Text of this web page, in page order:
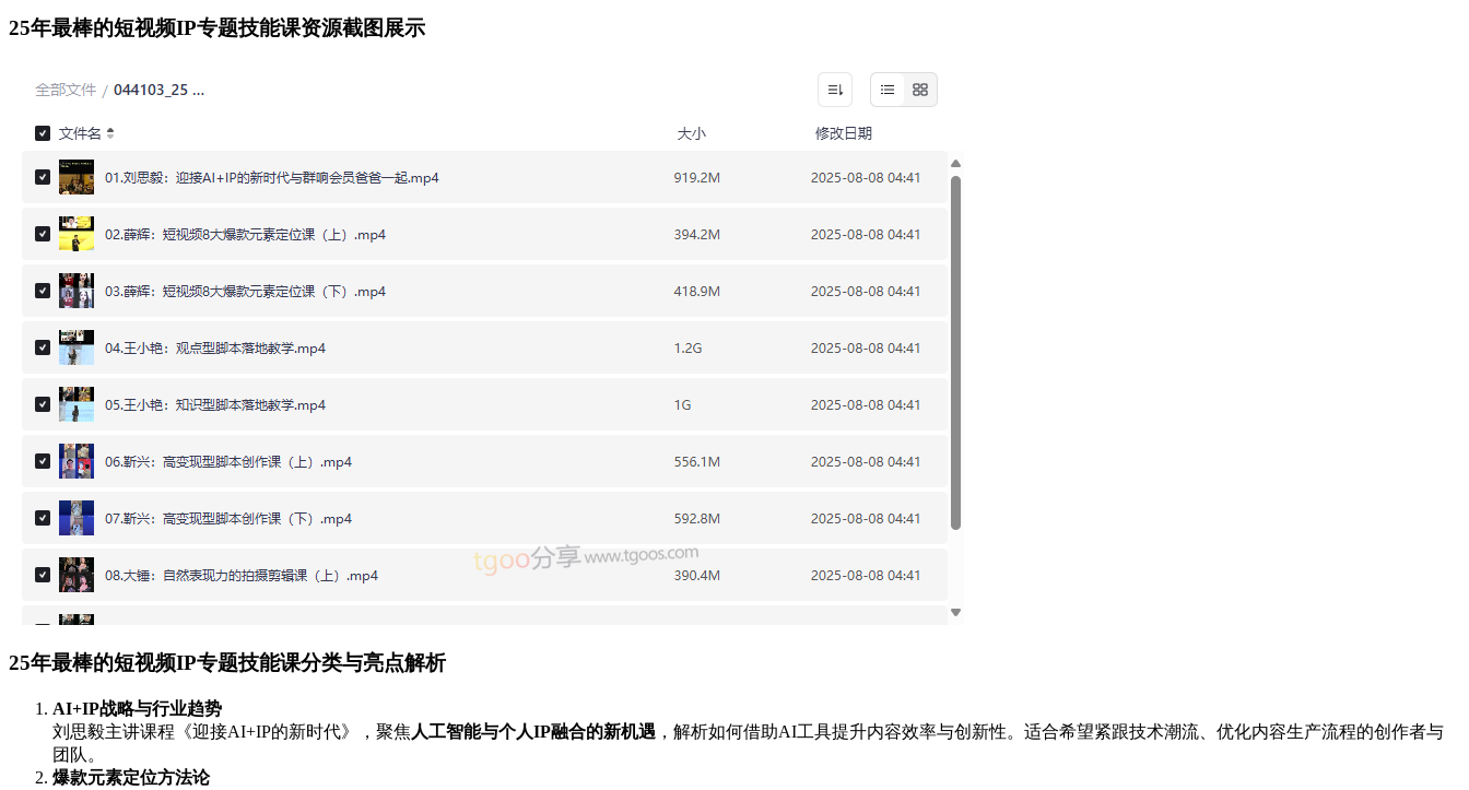
25年最棒的短视频IP专题技能课资源截图展示
25年最棒的短视频IP专题技能课分类与亮点解析
AI+IP战略与行业趋势
刘思毅主讲课程《迎接AI+IP的新时代》，聚焦 人工智能与个人IP融合的新机遇 ，解析如何借助AI工具提升内容效率与创新性。适合希望紧跟技术潮流、优化内容生产流程的创作者与
团队。
爆款元素定位方法论